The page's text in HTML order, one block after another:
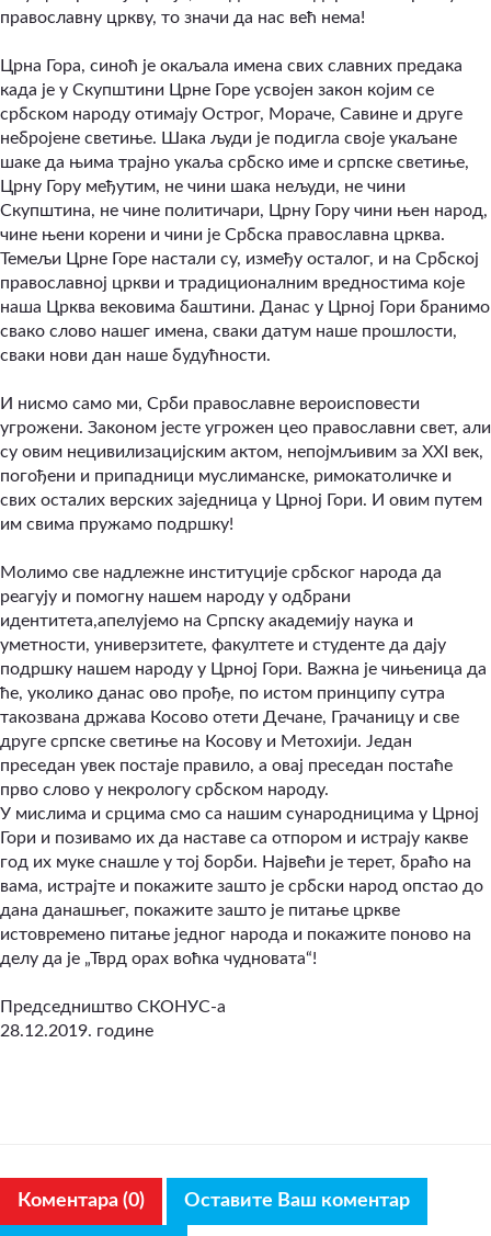
православну цркву, то значи да нас већ нема!
​Црна Гора, синоћ је окаљала имена свих славних предака
када је у Скупштини Црне Горе усвојен закон којим се
србском народу отимају Острог, Мораче, Савине и друге
небројене светиње. Шака људи је подигла своје укаљане
шаке да њима трајно укаља србско име и српске светиње,
Црну Гору међутим, не чини шака нељуди, не чини
Скупштина, не чине политичари, Црну Гору чини њен народ,
чине њени корени и чини је Србска православна црква.
Темељи Црне Горе настали су, између осталог, и на Србској
православној цркви и традиционалним вредностима које
наша Црква вековима баштини. Данас у Црној Гори бранимо
свако слово нашег имена, сваки датум наше прошлости,
сваки нови дан наше будућности.
​И нисмо само ми, Срби православне вероисповести
угрожени. Законом јесте угрожен цео православни свет, али
су овим нецивилизацијским актом, непојмљивим за XXI век,
погођени и припадници муслиманске, римокатоличке и
свих осталих верских заједница у Црној Гори. И овим путем
им свима пружамо подршку!
​Молимо све надлежне институције србског народа да
реагују и помогну нашем народу у одбрани
идентитета,апелујемо на Српску академију наука и
уметности, универзитете, факултете и студенте да дају
подршку нашем народу у Црној Гори. Важна је чињеница да
ће, уколико данас ово прође, по истом принципу сутра
такозвана држава Косово отети Дечане, Грачаницу и све
друге српске светиње на Косову и Метохији. Један
преседан увек постаје правило, а овај преседан постаће
прво слово у некрологу србском народу.
​У мислима и срцима смо са нашим сународницима у Црној
Гори и позивамо их да наставе са отпором и истрају какве
год их муке снашле у тој борби. Највећи је терет, браћо на
вама, истрајте и покажите зашто је србски народ опстао до
дана данашњег, покажите зашто је питање цркве
истовремено питање једног народа и покажите поново на
делу да је „Тврд орах воћка чудновата“!
Председништво СКОНУС-а
28.12.2019. године
Коментара (0) Оставите Ваш коментар